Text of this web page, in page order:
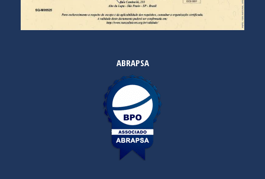
ABRAPSA